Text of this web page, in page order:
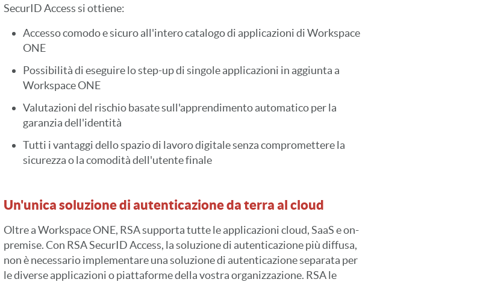
SecurID Access si ottiene:
Accesso comodo e sicuro all'intero catalogo di applicazioni di Workspace
ONE
Possibilità di eseguire lo step-up di singole applicazioni in aggiunta a
Workspace ONE
Valutazioni del rischio basate sull'apprendimento automatico per la
garanzia dell'identità
Tutti i vantaggi dello spazio di lavoro digitale senza compromettere la
sicurezza o la comodità dell'utente finale
Un'unica soluzione di autenticazione da terra al cloud
Oltre a Workspace ONE, RSA supporta tutte le applicazioni cloud, SaaS e on-
premise. Con RSA SecurID Access, la soluzione di autenticazione più diffusa,
non è necessario implementare una soluzione di autenticazione separata per
le diverse applicazioni o piattaforme della vostra organizzazione. RSA le